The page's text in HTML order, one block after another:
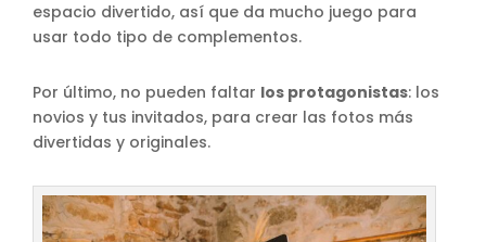
espacio divertido, así que da mucho juego para
usar todo tipo de complementos.
Por último, no pueden faltar los protagonistas: los
novios y tus invitados, para crear las fotos más
divertidas y originales.